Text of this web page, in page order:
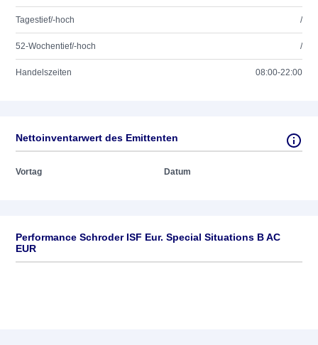
Tagestief/-hoch /
52-Wochentief/-hoch /
Handelszeiten 08:00-22:00
Nettoinventarwert des Emittenten
Vortag Datum
Performance Schroder ISF Eur. Special Situations B AC
EUR